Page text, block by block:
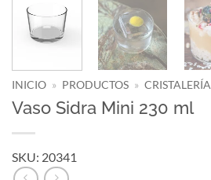
INICIO » PRODUCTOS » CRISTALERÍA
Vaso Sidra Mini 230 ml
SKU: 20341